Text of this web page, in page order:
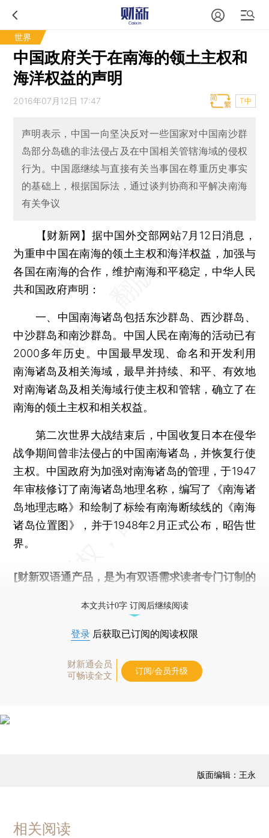
世界
中国政府关于在南海的领土主权和
海洋权益的声明
2016年07月12日 17:47 T中
声明表示，中国一向坚决反对一些国家对中国南沙群
岛部分岛礁的非法侵占及在中国相关管辖海域的侵权
行为。中国愿继续与直接有关当事国在尊重历史事实
的基础上，根据国际法，通过谈判协商和平解决南海
有关争议
【财新网】据中国外交部网站7月12日消息，
为重申中国在南海的领土主权和海洋权益，加强与
各国在南海的合作，维护南海和平稳定，中华人民
共和国政府声明：
一、中国南海诸岛包括东沙群岛、西沙群岛、
中沙群岛和南沙群岛。中国人民在南海的活动已有
2000多年历史。中国最早发现、命名和开发利用
南海诸岛及相关海域，最早并持续、和平、有效地
对南海诸岛及相关海域行使主权和管辖，确立了在
南海的领土主权和相关权益。
第二次世界大战结束后，中国收复日本在侵华
战争期间曾非法侵占的中国南海诸岛，并恢复行使
主权。中国政府为加强对南海诸岛的管理，于1947
年审核修订了南海诸岛地理名称，编写了《南海诸
岛地理志略》和绘制了标绘有南海断续线的《南海
诸岛位置图》，并于1948年2月正式公布，昭告世
界。
[财新双语通产品，是为有双语需求读者专门订制的
本文共计0字 订阅后继续阅读
登录 后获取已订阅的阅读权限
财新通会员
可畅读全文
订阅/会员升级
版面编辑：王永
相关阅读